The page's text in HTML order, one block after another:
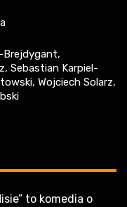
Brejdygant,
Sebastian Karpiel-
Wojciech Solarz,
to komedia o